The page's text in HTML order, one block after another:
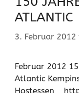
ATLANTIC
3. Februar 2012
Februar 2012
Atlantic
Hostessen